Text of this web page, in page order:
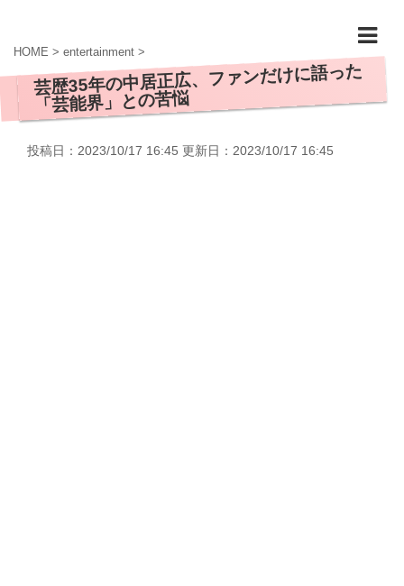
HOME > entertainment >
芸歴35年の中居正広、ファンだけに語った
「芸能界」との苦悩
投稿日：2023/10/17 16:45 更新日： 2023/10/17 16:45